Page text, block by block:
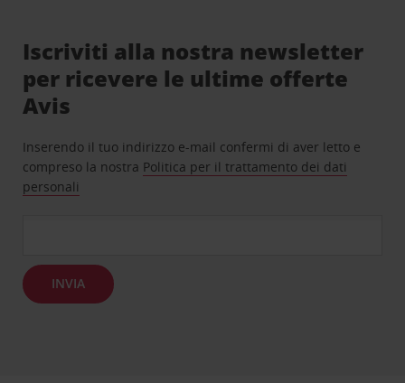
Iscriviti alla nostra newsletter
per ricevere le ultime offerte
Avis
Inserendo il tuo indirizzo e-mail confermi di aver letto e
compreso la nostra Politica per il trattamento dei dati
personali
INVIA